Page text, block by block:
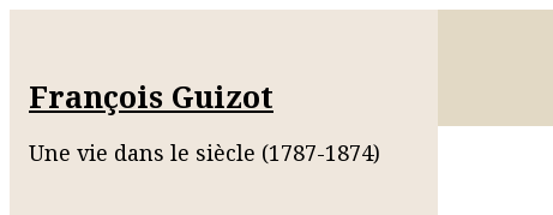
François Guizot
Une vie dans le siècle (1787-1874)